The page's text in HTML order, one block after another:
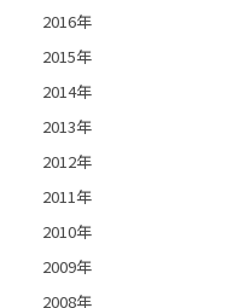
2016年
2015年
2014年
2013年
2012年
2011年
2010年
2009年
2008年